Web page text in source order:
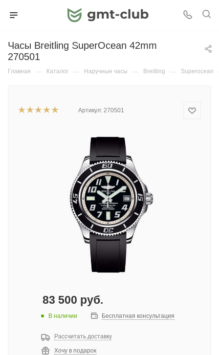
Часы Breitling SuperOcean 42mm
270501
Главная — Каталог — Наручные часы — Breitling — Superocean
Артикул: 270501
83 500 руб.
В наличии Бесплатная консультация
Рассчитать доставку
Хочу в подарок